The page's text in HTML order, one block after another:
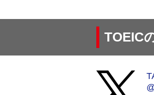
TOEIC